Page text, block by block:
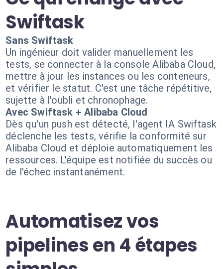
Swiftask
Sans Swiftask
Un ingénieur doit valider manuellement les
tests, se connecter à la console Alibaba Cloud,
mettre à jour les instances ou les conteneurs,
et vérifier le statut. C'est une tâche répétitive,
sujette à l'oubli et chronophage.
Avec Swiftask + Alibaba Cloud
Dès qu'un push est détecté, l'agent IA Swiftask
déclenche les tests, vérifie la conformité sur
Alibaba Cloud et déploie automatiquement les
ressources. L'équipe est notifiée du succès ou
de l'échec instantanément.
Automatisez vos
pipelines en 4 étapes